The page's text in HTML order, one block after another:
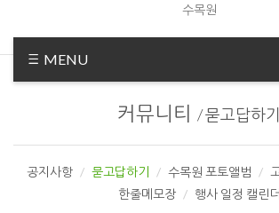
수목원
MENU
커뮤니티 /묻고답하기
공지사항 묻고답하기 수목원 포토앨범
한줄메모장
행사 일정 캘린더